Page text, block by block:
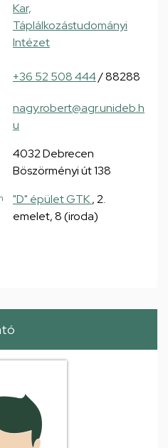
Kar,
Táplálkozástudományi
Intézet
+36 52 508 444/ 88288
nagy.robert@agr.unideb.h
u
4032 Debrecen
Böszörményi út 138
"D" épület GTK, 2.
emelet, 8 (iroda)